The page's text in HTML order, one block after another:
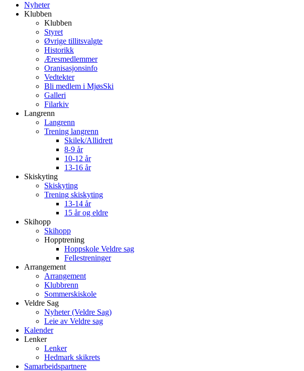
Nyheter
Klubben
Klubben
Styret
Øvrige tillitsvalgte
Historikk
Æresmedlemmer
Oranisasjonsinfo
Vedtekter
Bli medlem i MjøsSki
Galleri
Filarkiv
Langrenn
Langrenn
Trening langrenn
Skilek/Allidrett
8-9 år
10-12 år
13-16 år
Skiskyting
Skiskyting
Trening skiskyting
13-14 år
15 år og eldre
Skihopp
Skihopp
Hopptrening
Hoppskole Veldre sag
Fellestreninger
Arrangement
Arrangement
Klubbrenn
Sommerskiskole
Veldre Sag
Nyheter (Veldre Sag)
Leie av Veldre sag
Kalender
Lenker
Lenker
Hedmark skikrets
Samarbeidspartnere